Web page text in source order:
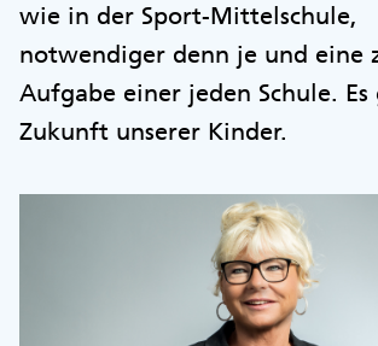
wie in der Sport-Mittelschule,
notwendiger denn je und eine
Aufgabe einer jeden Schule.
Zukunft unserer Kinder.